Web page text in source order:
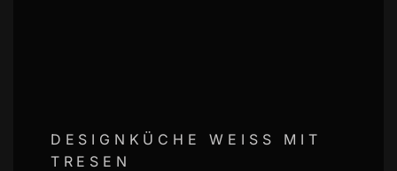
DESIGNKÜCHE WEISS MIT
TRESEN